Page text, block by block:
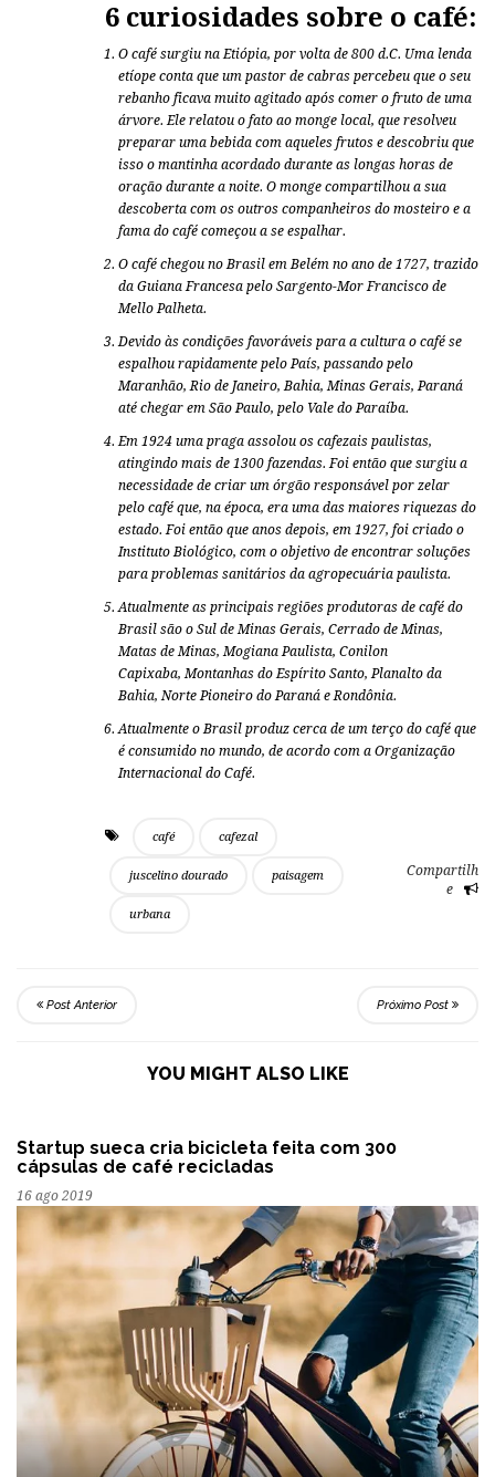
6 curiosidades sobre o café:
O café surgiu na Etiópia, por volta de 800 d.C. Uma lenda
etíope conta que um pastor de cabras percebeu que o seu
rebanho ficava muito agitado após comer o fruto de uma
árvore. Ele relatou o fato ao monge local, que resolveu
preparar uma bebida com aqueles frutos e descobriu que
isso o mantinha acordado durante as longas horas de
oração durante a noite. O monge compartilhou a sua
descoberta com os outros companheiros do mosteiro e a
fama do café começou a se espalhar.
O café chegou no Brasil em Belém no ano de 1727, trazido
da Guiana Francesa pelo Sargento-Mor Francisco de
Mello Palheta.
Devido às condições favoráveis para a cultura o café se
espalhou rapidamente pelo País, passando pelo
Maranhão, Rio de Janeiro, Bahia, Minas Gerais, Paraná
até chegar em São Paulo, pelo Vale do Paraíba.
Em 1924 uma praga assolou os cafezais paulistas,
atingindo mais de 1300 fazendas. Foi então que surgiu a
necessidade de criar um órgão responsável por zelar
pelo café que, na época, era uma das maiores riquezas do
estado. Foi então que anos depois, em 1927, foi criado o
Instituto Biológico, com o objetivo de encontrar soluções
para problemas sanitários da agropecuária paulista.
Atualmente as principais regiões produtoras de café do
Brasil são o Sul de Minas Gerais, Cerrado de Minas,
Matas de Minas, Mogiana Paulista, Conilon
Capixaba, Montanhas do Espírito Santo, Planalto da
Bahia, Norte Pioneiro do Paraná e Rondônia.
Atualmente o Brasil produz cerca de um terço do café que
é consumido no mundo, de acordo com a Organização
Internacional do Café.
café cafezal
juscelino dourado paisagem
urbana
Compartilh
e
Post Anterior Próximo Post
YOU MIGHT ALSO LIKE
Startup sueca cria bicicleta feita com 300
cápsulas de café recicladas
16 ago 2019